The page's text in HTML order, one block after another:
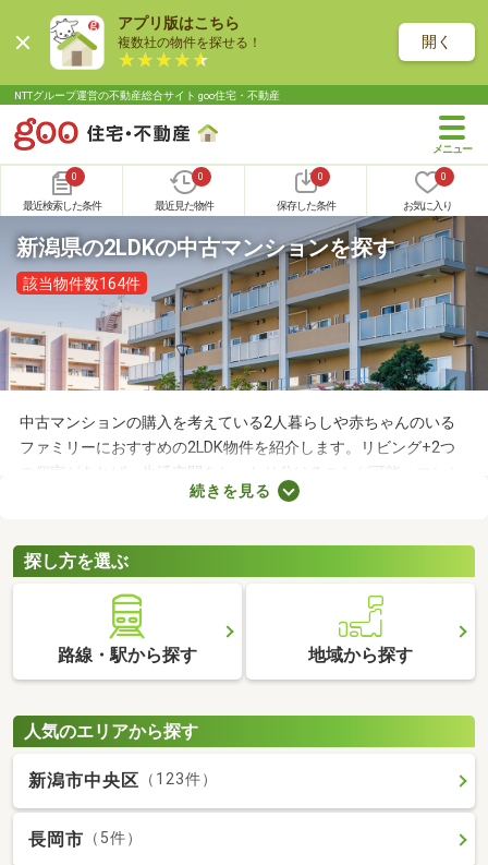
アプリ版はこちら
複数社の物件を探せる！ 開く
NTTグループ運営の不動産総合サイト goo住宅・不動産
0
最近検索した条件
0
最近見た物件
0
保存した条件
0
お気に入り
新潟県の2LDKの中古マンションを探す
該当物件数164件
中古マンションの購入を考えている2人暮らしや赤ちゃんのいる
ファミリーにおすすめの2LDK物件を紹介します。リビング+2つ
の個室があれば、生活空間をしっかり分けることが可能。マンシ
ョンによってお部屋の広さや設備、購入費用が変わるので、複数
て、希望にぴったりなお部屋を購入しましょう。
続きを見る
探し方を選ぶ
路線・駅から探す 地域から探す
人気のエリアから探す
新潟市中央区 （123件）
長岡市 （5件）